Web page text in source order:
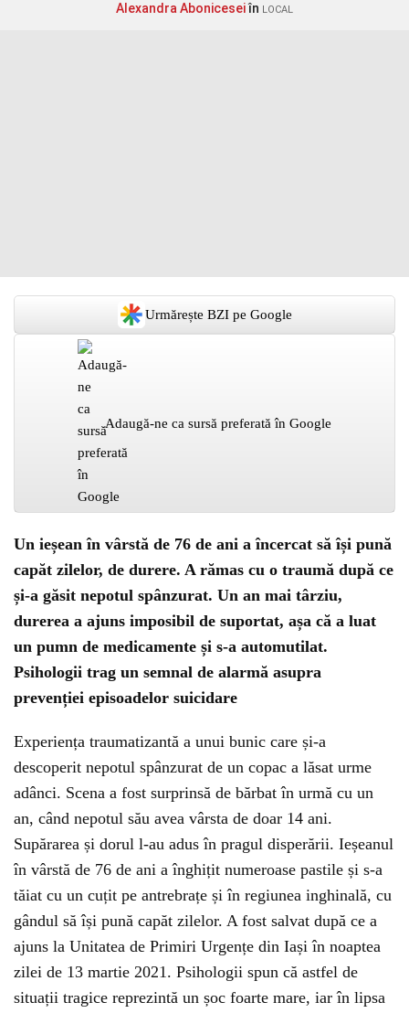
Alexandra Aboniceseiîn LOCAL
Urmărește BZI pe Google
Adaugă-ne ca sursă preferată în Google
Un ieșean în vârstă de 76 de ani a încercat să își pună
capăt zilelor, de durere. A rămas cu o traumă după ce
și-a găsit nepotul spânzurat. Un an mai târziu,
durerea a ajuns imposibil de suportat, așa că a luat
un pumn de medicamente și s-a automutilat.
Psihologii trag un semnal de alarmă asupra
prevenției episoadelor suicidare
Experiența traumatizantă a unui bunic care și-a
descoperit nepotul spânzurat de un copac a lăsat urme
adânci. Scena a fost surprinsă de bărbat în urmă cu un
an, când nepotul său avea vârsta de doar 14 ani.
Supărarea și dorul l-au adus în pragul disperării. Ieșeanul
în vârstă de 76 de ani a înghițit numeroase pastile și s-a
tăiat cu un cuțit pe antrebrațe și în regiunea inghinală, cu
gândul să își pună capăt zilelor. A fost salvat după ce a
ajuns la Unitatea de Primiri Urgențe din Iași în noaptea
zilei de 13 martie 2021. Psihologii spun că astfel de
situații tragice reprezintă un șoc foarte mare, iar în lipsa